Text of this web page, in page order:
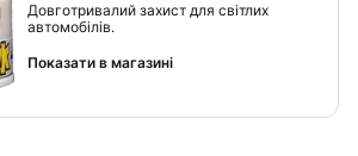
Довготривалий захист для світлих
автомобілів.
Показати в магазині